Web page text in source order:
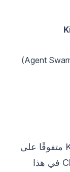
يضع HLE-Full بنسبة 54.0% نموذج K2.6 متفوقًا على
GPT-5.4 (52.1%) وClaude 4.6 (53.0%) في هذا